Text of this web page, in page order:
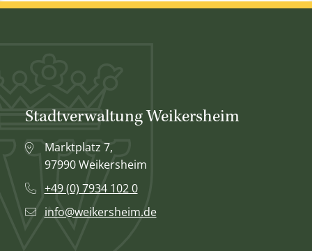
Stadtverwaltung Weikersheim
Marktplatz 7,
97990 Weikersheim
+49 (0) 7934 102 0
info@weikersheim.de